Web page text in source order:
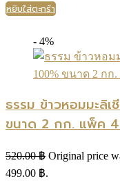
หยิบใส่ตะกร้า
- 4%
ธรรม ข้าวหอมมะลิ
ขนาด 2 กก. แพ็ค
520.00฿ Original price
499.00 ฿.